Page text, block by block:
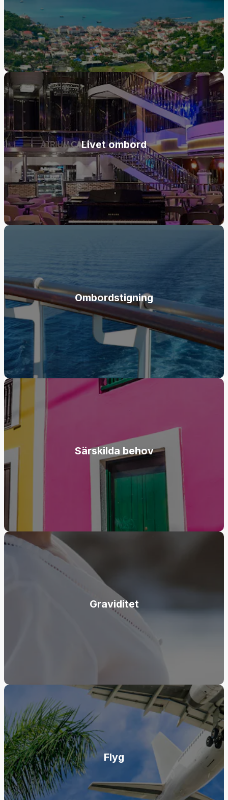
Livet ombord
Ombordstigning
Särskilda behov
Graviditet
Flyg